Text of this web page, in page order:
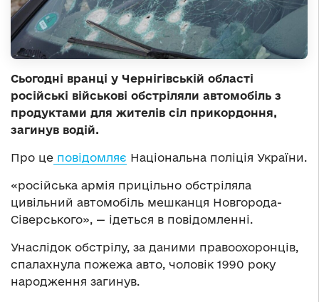
Сьогодні вранці у Чернігівській області
російські військові обстріляли автомобіль з
продуктами для жителів сіл прикордоння,
загинув водій.
Про це повідомляє Національна поліція України.
«російська армія прицільно обстріляла
цивільний автомобіль мешканця Новгорода-
Сіверського», — ідеться в повідомленні.
Унаслідок обстрілу, за даними правоохоронців,
спалахнула пожежа авто, чоловік 1990 року
народження загинув.